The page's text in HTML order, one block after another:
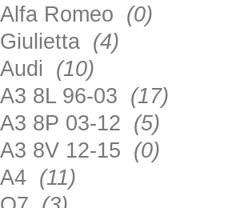
Alfa Romeo (0)
Giulietta (4)
Audi (10)
A3 8L 96-03 (17)
A3 8P 03-12 (5)
A3 8V 12-15 (0)
A4 (11)